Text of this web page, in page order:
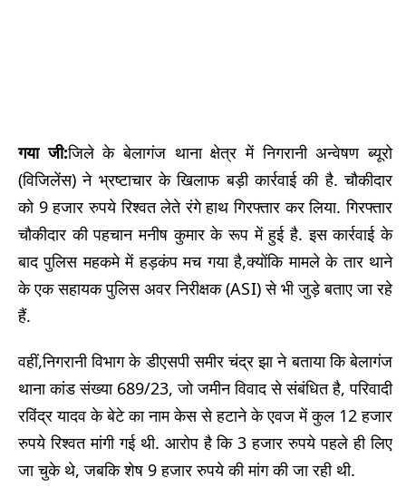
गया जी:जिले के बेलागंज थाना क्षेत्र में निगरानी अन्वेषण ब्यूरो
(विजिलेंस) ने भ्रष्टाचार के खिलाफ बड़ी कार्रवाई की है. चौकीदार
को 9 हजार रुपये रिश्वत लेते रंगे हाथ गिरफ्तार कर लिया. गिरफ्तार
चौकीदार की पहचान मनीष कुमार के रूप में हुई है. इस कार्रवाई के
बाद पुलिस महकमे में हड़कंप मच गया है,क्योंकि मामले के तार थाने
के एक सहायक पुलिस अवर निरीक्षक (ASI) से भी जुड़े बताए जा रहे
हैं.
वहीं,निगरानी विभाग के डीएसपी समीर चंद्र झा ने बताया कि बेलागंज
थाना कांड संख्या 689/23, जो जमीन विवाद से संबंधित है, परिवादी
रविंद्र यादव के बेटे का नाम केस से हटाने के एवज में कुल 12 हजार
रुपये रिश्वत मांगी गई थी. आरोप है कि 3 हजार रुपये पहले ही लिए
जा चुके थे, जबकि शेष 9 हजार रुपये की मांग की जा रही थी.